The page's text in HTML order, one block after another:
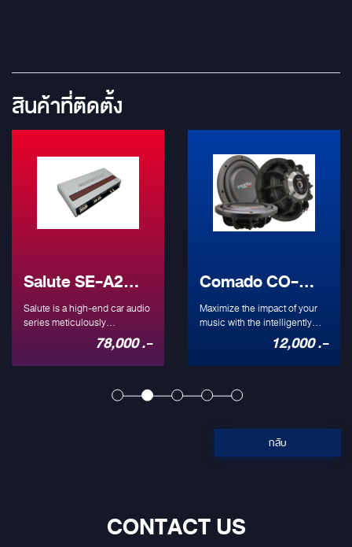
สินค้าที่ติดตั้ง
Comado CO-
W10 Subwoofer
Maximize the impact of your
music with the intelligently
designed Comado CO-W10
subwoofer, ensuring crystal-
clear bass notes.
12,000 .-
MERCURY
M1000 Spare
Wheel
Subwoofer
อัพพลังเบสให้ลึกสุดใจ ✔หมด
ปัญหาเรื่องพื้นที่ใช้สอย ✔หมด
ปัญหาเรื่องคำนวนปริมาตรตู้ซัพ
✔หมดปัญหาเรื่องการตีตู้ . ด้วย
ซัพหลุมยางอะไหล่ ขนาด 11"
EVOLUTION OF POWERFUL
16,900 .-
กลับ
CONTACT US